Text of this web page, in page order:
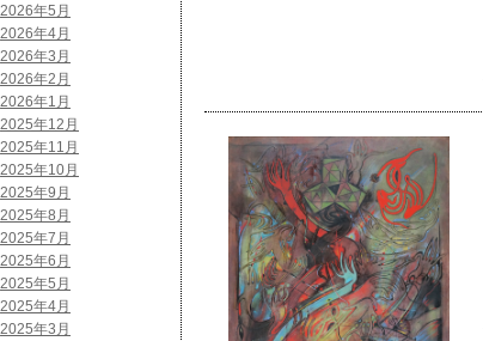
2026年5月
2026年4月
2026年3月
2026年2月
2026年1月
2025年12月
2025年11月
2025年10月
2025年9月
2025年8月
2025年7月
2025年6月
2025年5月
2025年4月
2025年3月